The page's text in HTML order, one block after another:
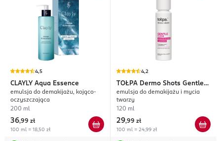
4,5
CLAYLY Aqua Essence
emulsja do demakijażu, kojąco-
oczyszczająca
200 ml
36,99 zł
100 ml = 18,50 zł
4,2
TOŁPA Dermo Shots Gentle
Clean
emulsja do demakijażu i mycia
twarzy
120 ml
29,99 zł
100 ml = 24,99 zł